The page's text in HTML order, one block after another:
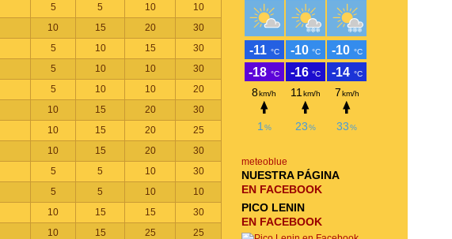
5 5 10
10
10 15 20
30
5 10 15
30
5 10 10
30
5 10 10
20
10 15 20
30
10 15 20
25
10 15 20
30
5 5 10
30
5 5 10
10
10 15 15
30
10 15 25
25
meteoblue
NUESTRA PÁGINA
EN FACEBOOK
PICO LENIN
EN FACEBOOK